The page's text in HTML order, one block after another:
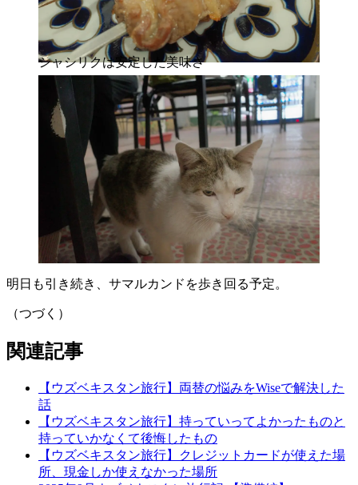
シャシリクは安定した美味さ
明日も引き続き、サマルカンドを歩き回る予定。
（つづく）
関連記事
【ウズベキスタン旅行】両替の悩みをWiseで解決した
話
【ウズベキスタン旅行】持っていってよかったものと
持っていかなくて後悔したもの
【ウズベキスタン旅行】クレジットカードが使えた場
所、現金しか使えなかった場所